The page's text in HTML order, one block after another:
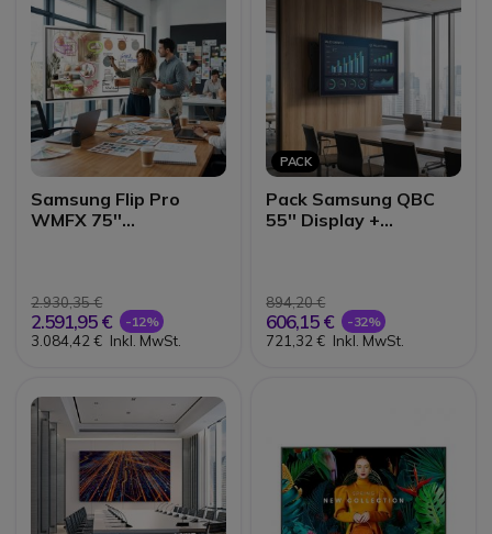
Samsung Flip Pro
WMFX 75''
2.930,35 €
2.591,95 € -12%
3.084,42 € Inkl. MwSt.
PACK
Pack Samsung QBC
55'' Display +
894,20 €
606,15 € -32%
721,32 € Inkl. MwSt.